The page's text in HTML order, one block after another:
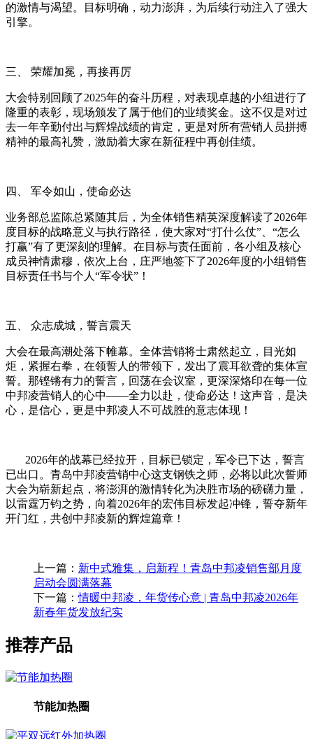
的激情与渴望。目标明确，动力澎湃，为后续行动注入了强大
引擎。
三、 荣耀加冕，再接再厉
大会特别回顾了2025年的奋斗历程，对表现卓越的小组进行了
隆重的表彰，现场颁发了属于他们的业绩奖金。这不仅是对过
去一年辛勤付出与辉煌战绩的肯定，更是对所有营销人员拼搏
精神的最高礼赞，激励着大家在新征程中再创佳绩。
四、 军令如山，使命必达
业务部总监陈总紧随其后，为全体销售精英深度解读了2026年
度目标的战略意义与执行路径，使大家对“打什么仗” “怎么
打赢”有了更深刻的理解。在目标与责任面前，各小组及核心
成员神情肃穆，依次上台，庄严地签下了2026年度的小组销售
目标责任书与个人 “军令状” ！
五、 众志成城，誓言震天
大会在最高潮处落下帷幕。全体营销将士肃然起立，目光如
炬，紧握右拳，在领誓人的带领下，发出了震耳欲聋的集体宣
誓。那铿锵有力的誓言，回荡在会议室，更深深烙印在每一位
中邦凌营销人的心中——全力以赴，使命必达 ！ 这声音，是决
心，是信心，更是中邦凌人不可战胜的意志体现！
2026年的战幕已经拉开，目标已锁定，军令已下达，誓言
已出口。青岛中邦凌营销中心这支钢铁之师，必将以此次誓师
大会为崭新起点，将澎湃的激情转化为决胜市场的磅礴力量，
以雷霆万钧之势，向着2026年的宏伟目标发起冲锋，誓夺新年
开门红，共创中邦凌新的辉煌篇章！
上一篇： 新中式雅集，启新程！青岛中邦凌销售部月度
启动会圆满落幕
下一篇：情暖中邦凌，年货传心意 | 青岛中邦凌2026年
新春年货发放纪实
推荐产品
节能加热圈